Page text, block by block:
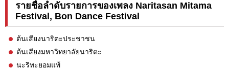
รายชื่อลำดับรายการของเพลง Naritasan Mitama
Festival, Bon Dance Festival
ต้นเสียงนาริตะประชาชน
ต้นเสียงมหาวิทยาลัยนาริตะ
นะริทะยอมแพ้